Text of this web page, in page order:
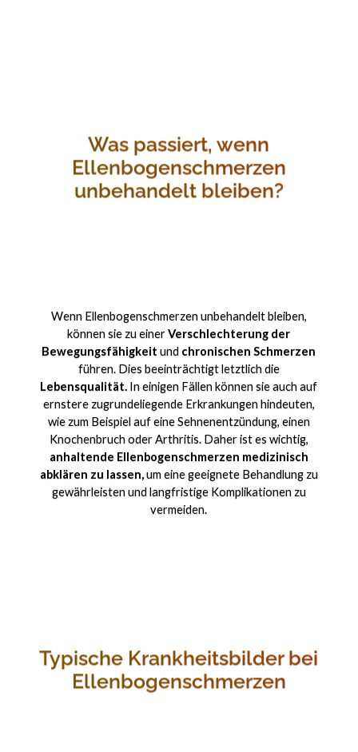
Was passiert, wenn
Ellenbogenschmerzen
unbehandelt bleiben?
Wenn Ellenbogenschmerzen unbehandelt bleiben,
können sie zu einerVerschlechterung der
Bewegungsfähigkeitund chronischen Schmerzen
führen. Dies beeinträchtigt letztlich die
Lebensqualität. In einigen Fällen können sie auch auf
ernstere zugrundeliegende Erkrankungen hindeuten,
wie zum Beispiel auf eine Sehnenentzündung, einen
Knochenbruch oder Arthritis. Daher ist es wichtig,
anhaltende Ellenbogenschmerzen medizinisch
abklären zu lassen,um eine geeignete Behandlung zu
gewährleisten und langfristige Komplikationen zu
vermeiden.
Typische Krankheitsbilder bei
Ellenbogenschmerzen